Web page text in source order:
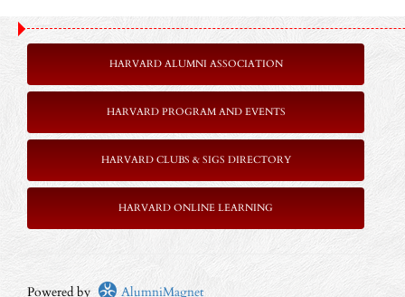
HARVARD ALUMNI ASSOCIATION
HARVARD PROGRAM AND EVENTS
HARVARD CLUBS & SIGS DIRECTORY
HARVARD ONLINE LEARNING
Powered by AlumniMagnet